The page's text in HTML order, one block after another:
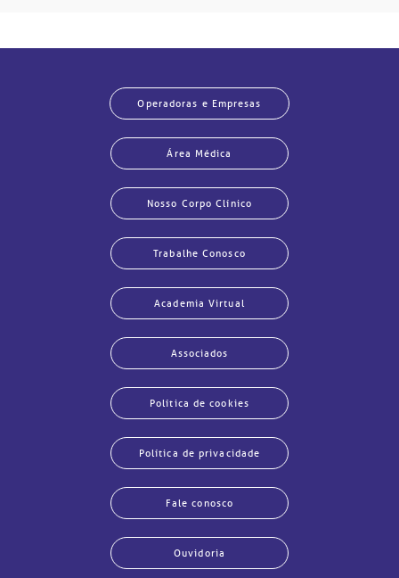
Operadoras e Empresas
Área Médica
Nosso Corpo Clínico
Trabalhe Conosco
Academia Virtual
Associados
Política de cookies
Política de privacidade
Fale conosco
Ouvidoria